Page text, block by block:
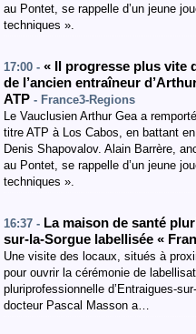
au Pontet, se rappelle d’un jeune
techniques ».
17:00 - « Il progresse plus vite
de l’ancien entraîneur
ATP - France3-Regions
Le Vauclusien Arthur Gea a
titre ATP à Los Cabos, en battant
Denis Shapovalov. Alain Barrère,
au Pontet, se rappelle d’un jeune
techniques ».
16:37 - La maison de santé
sur-la-Sorgue labellisée «
Une visite des locaux, situés à
pour ouvrir la cérémonie de
pluriprofessionnelle d’Entraigues-
docteur Pascal Masson a…